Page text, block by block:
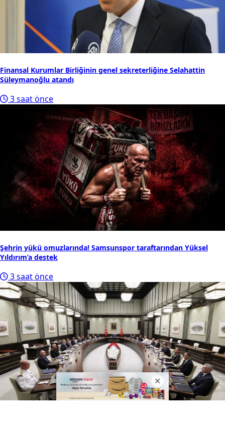
Finansal Kurumlar Birliğinin genel sekreterliğine Selahattin
Süleymanoğlu atandı
3 saat önce
Şehrin yükü omuzlarında! Samsunspor taraftarından Yüksel
Yıldırım’a destek
3 saat önce